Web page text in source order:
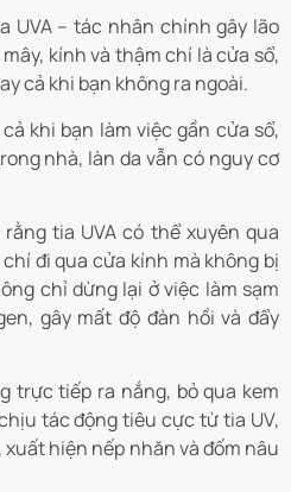
UVA – tác nhân chính gây lão
kính và thậm chí là cửa sổ,
cả khi bạn không ra ngoài.
khi bạn làm việc gần cửa sổ,
nhà, làn da vẫn có nguy cơ
tia UVA có thể xuyên qua
đi qua cửa kính mà không bị
chỉ dừng lại ở việc làm sạm
gây mất độ đàn hồi và đẩy
trực tiếp ra nắng, bỏ qua kem
tác động tiêu cực từ tia UV,
hiện nếp nhăn và đốm nâu